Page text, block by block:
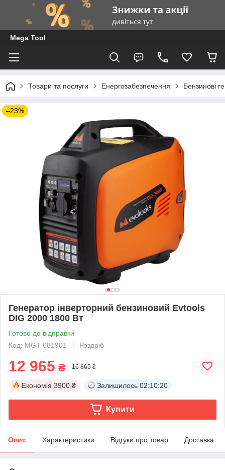
Mega Tool
Товари та послуги Енергозабезпечення Бензинові
–23%
Генератор інверторний бензиновий Evtools
DIG 2000 1800 Вт
Готово до відправки
Код: MGT-681901
Роздріб
12 965 ₴ 16 865 ₴
Економія 3900 ₴ Залишилось 02:10:19
Купити
Опис Характеристики Відгуки про товар Доставка